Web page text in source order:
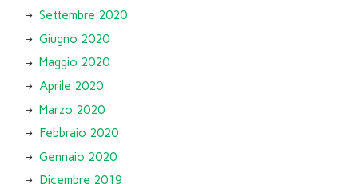
Settembre 2020
Giugno 2020
Maggio 2020
Aprile 2020
Marzo 2020
Febbraio 2020
Gennaio 2020
Dicembre 2019